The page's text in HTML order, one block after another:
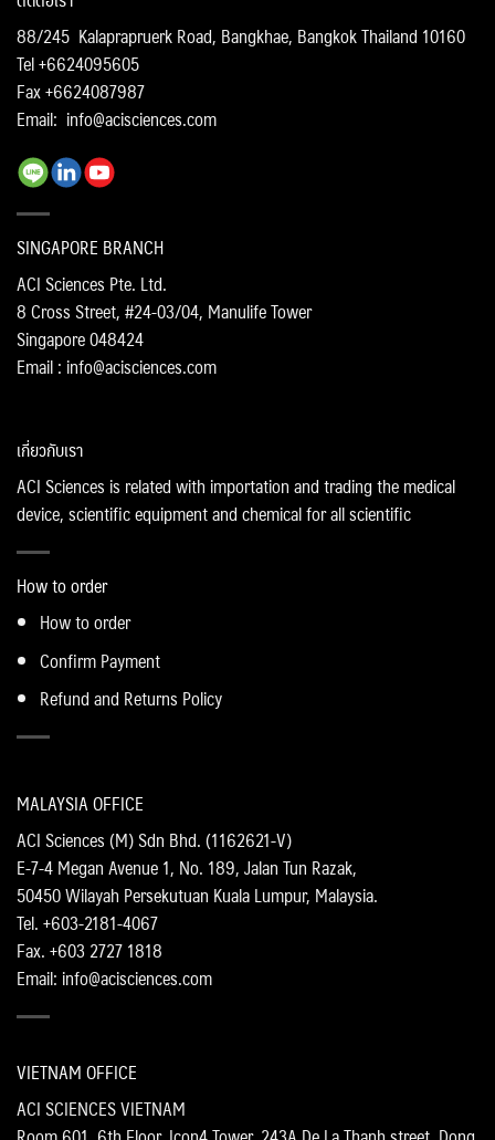
88/245 Kalaprapruerk Road, Bangkhae, Bangkok Thailand 10160
Tel +6624095605
Fax +6624087987
Email: info@acisciences.com
SINGAPORE BRANCH
ACI Sciences Pte. Ltd.
8 Cross Street, #24-03/04, Manulife Tower
Singapore 048424
Email : info@acisciences.com
MALAYSIA OFFICE
ACI Sciences (M) Sdn Bhd. (1162621-V)
E-7-4 Megan Avenue 1, No. 189, Jalan Tun Razak,
50450 Wilayah Persekutuan Kuala Lumpur, Malaysia.
Tel. +603-2181-4067
Fax. +603 2727 1818
Email: info@acisciences.com
VIETNAM OFFICE
ACI SCIENCES VIETNAM
เกี่ยวกับเรา
ACI Sciences is related with importation and trading the medical
device, scientific equipment and chemical for all scientific
How to order
How to order
Confirm Payment
Refund and Returns Policy